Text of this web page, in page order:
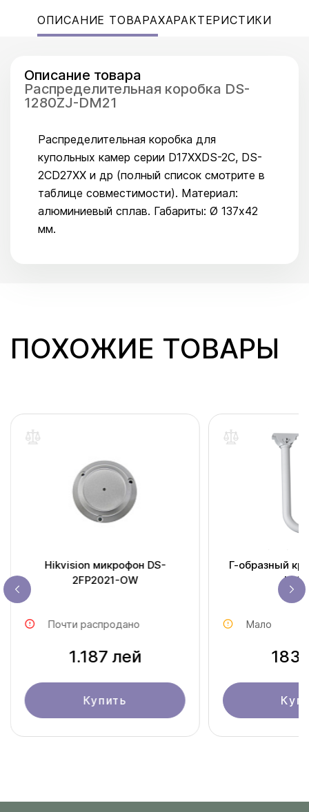
ОПИСАНИЕ ТОВАРАХАРАКТЕРИСТИКИ
Описание товара
Распределительная коробка DS-
1280ZJ-DM21
Распределительная коробка для
купольных камер серии D17ХХDS-2C, DS-
2CD27ХХ и др (полный список смотрите в
таблице совместимости). Материал:
алюминиевый сплав. Габариты: Ø 137х42
мм.
ПОХОЖИЕ ТОВАРЫ
Hikvision микрофон DS-
2FP2021-OW
Почти распродано
1.187 лей
Купить
Г-образный
Мало
183